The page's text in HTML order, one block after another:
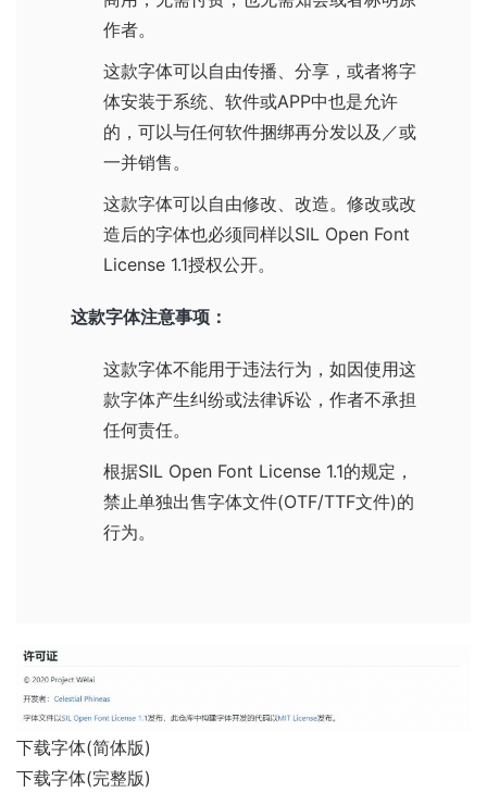
作者。
这款字体可以自由传播、分享，或者将字
体安装于系统、软件或APP中也是允许
的，可以与任何软件捆绑再分发以及／或
一并销售。
这款字体可以自由修改、改造。修改或改
造后的字体也必须同样以SIL Open Font
License 1.1授权公开。
这款字体注意事项：
这款字体不能用于违法行为，如因使用这
款字体产生纠纷或法律诉讼，作者不承担
任何责任。
根据SIL Open Font License 1.1的规定，
禁止单独出售字体文件(OTF/TTF文件)的
行为。
下载字体(简体版)
下载字体(完整版)